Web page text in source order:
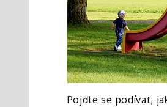
Pojďte se podívat,